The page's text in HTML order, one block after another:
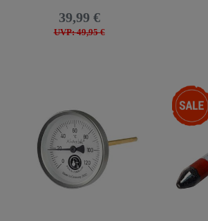
UVP: 49,95 €
39,99 €
-35%